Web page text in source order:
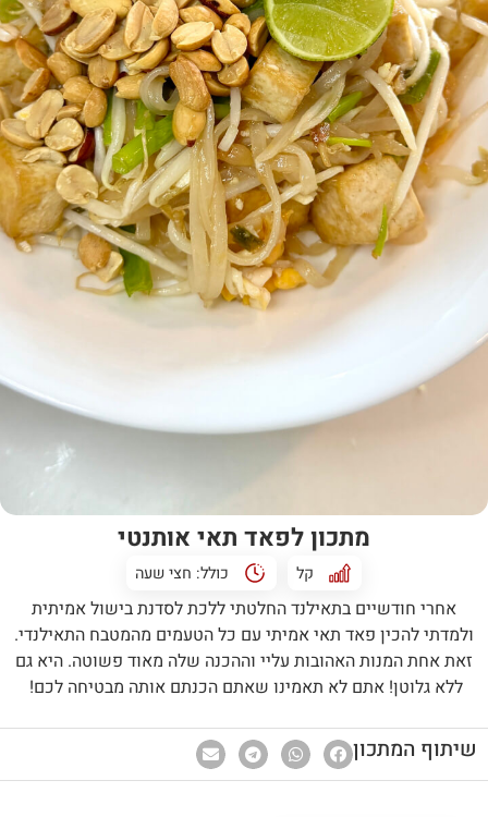
מתכון לפאד תאי אותנטי
קל כולל: חצי שעה
אחרי חודשיים בתאילנד החלטתי ללכת לסדנת בישול אמיתית
ולמדתי להכין פאד תאי אמיתי עם כל הטעמים מהמטבח התאילנדי.
זאת אחת המנות האהובות עליי וההכנה שלה מאוד פשוטה. היא גם
ללא גלוטן! אתם לא תאמינו שאתם הכנתם אותה מבטיחה לכם!
שיתוף המתכון